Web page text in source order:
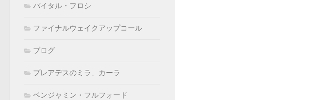
バイタル・フロシ
ファイナルウェイクアップコール
ブログ
プレアデスのミラ、カーラ
ベンジャミン・フルフォード